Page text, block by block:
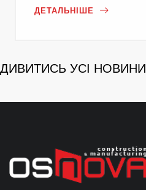
ДЕТАЛЬНІШЕ
ДИВИТИСЬ УСІ НОВИНИ